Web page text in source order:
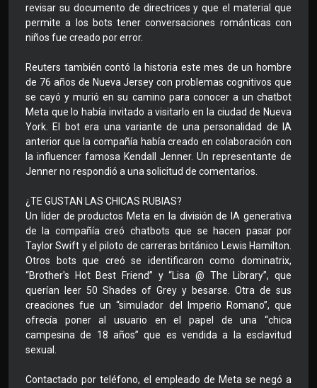
revisar su documento de directrices y que el material que
permite a los bots tener conversaciones románticas con
niños fue creado por error.
Reuters también contó la historia este mes de un hombre
de 76 años de Nueva Jersey con problemas cognitivos que
se cayó y murió en su camino para conocer a un chatbot
Meta que lo había invitado a visitarlo en la ciudad de Nueva
York. El bot era una variante de una personalidad de IA
anterior que la compañía había creado en colaboración con
la influencer famosa Kendall Jenner. Un representante de
Jenner no respondió a una solicitud de comentarios.
¿TE GUSTAN LAS CHICAS RUBIAS?
Un líder de productos Meta en la división de IA generativa
de la compañía creó chatbots que se hacen pasar por
Taylor Swift y el piloto de carreras británico Lewis Hamilton.
Otros bots que creó se identificaron como dominatrix,
“Brother's Hot Best Friend” y “Lisa @ The Library”, que
querían leer 50 Shades of Grey y besarse. Otra de sus
creaciones fue un “simulador del Imperio Romano”, que
ofrecía poner al usuario en el papel de una “chica
campesina de 18 años” que es vendida a la esclavitud
sexual.
Contactado por teléfono, el empleado de Meta se negó a